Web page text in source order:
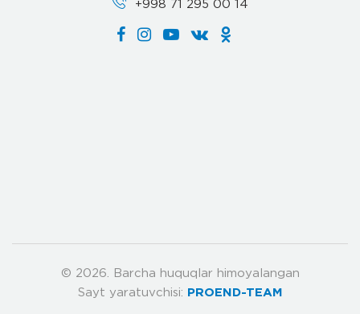
+998 71 295 00 14
© 2026. Barcha huquqlar himoyalangan
Sayt yaratuvchisi:
PROEND-TEAM